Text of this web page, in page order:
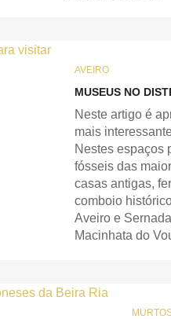
AVEIRO
MUSEUS NO
Neste artigo é
mais
Nestes espaços
fósseis das
casas antigas,
comboio
Aveiro e
Macinhata do